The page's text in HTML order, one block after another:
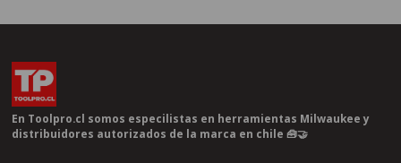
En Toolpro.cl somos especilistas en herramientas Milwaukee y
distribuidores autorizados de la marca en chile 🧰🤝